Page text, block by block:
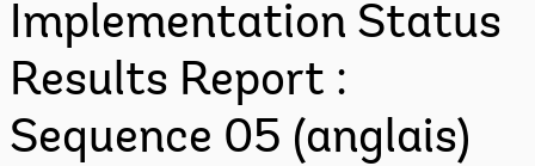
Implementation Status
Results Report :
Sequence 05 (anglais)